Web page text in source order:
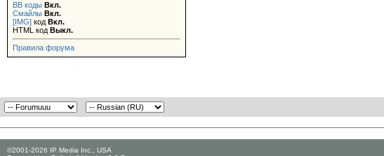
BB коды Вкл.
Смайлы Вкл.
[IMG] код Вкл.
HTML код Выкл.
Правила форума
©2001-2026 IP Media Inc., USA